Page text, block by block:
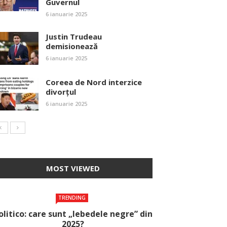
Guvernul
6 ianuarie 2025
Justin Trudeau
demisionează
6 ianuarie 2025
Coreea de Nord interzice
divorțul
6 ianuarie 2025
MOST VIEWED
TRENDING
care sunt „lebedele negre” din
2025?